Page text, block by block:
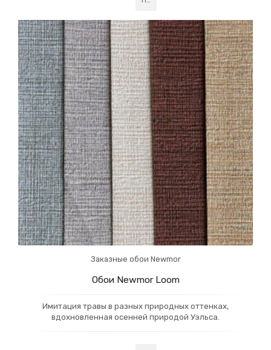
Заказные обои Newmor
Обои Newmor Loom
Имитация травы в разных природных оттенках,
вдохновленная осенней природой Уэльса.